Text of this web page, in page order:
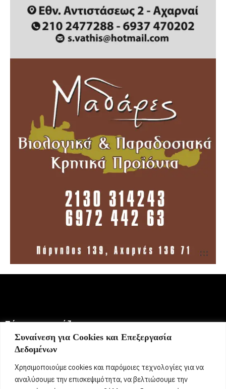
Συναίνεση για Cookies και Επεξεργασία
Δεδομένων
Χρησιμοποιούμε cookies και παρόμοιες τεχνολογίες για να
αναλύσουμε την επισκεψιμότητα, να βελτιώσουμε την
Σήμερα γιορτάζει:
6 Αυγούστου 2026
Ευμορφία, Έμμυ, Μορφούλα, Μόρφω, Σωτήριος, Σωτήρης,
Σώτος, Σωτηράκης, Σωτηρία, Σωτήρω[...]